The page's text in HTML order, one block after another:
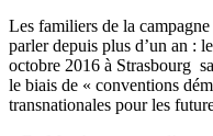
Les familiers de la
parler depuis plus d’un an :
octobre 2016 à Strasbourg
le biais de « conventions
transnationales pour les